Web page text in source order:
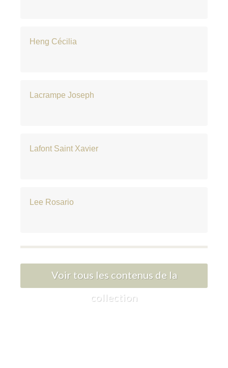
Heng Cécilia
Lacrampe Joseph
Lafont Saint Xavier
Lee Rosario
Voir tous les contenus de la
collection